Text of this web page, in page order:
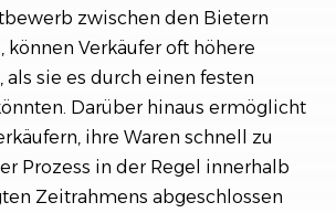
zwischen den Bietern
Verkäufer oft höhere
als sie es durch einen festen
Darüber hinaus ermöglicht
ihre Waren schnell zu
Prozess in der Regel innerhalb
Zeitrahmens abgeschlossen